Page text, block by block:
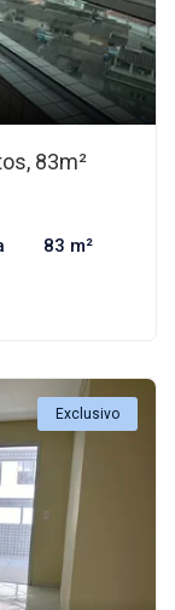
83m²
83 m²
Exclusivo